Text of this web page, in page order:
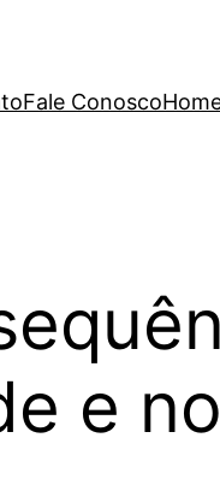
Fale Conosco
e